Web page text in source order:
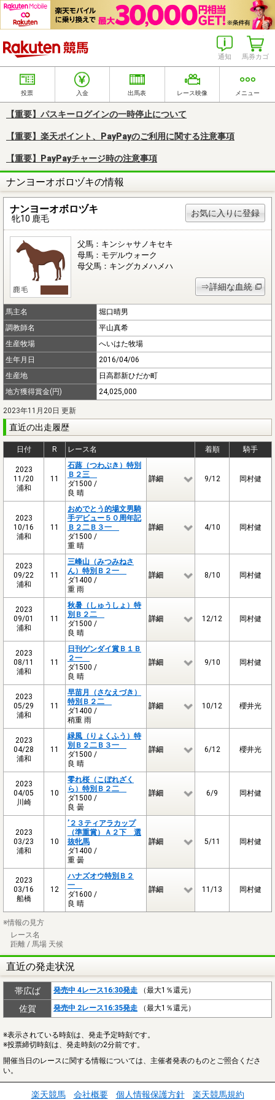
馬券カゴ
通知
投票 入金 出馬表 レース映像 メニュー
【重要】パスキーログインの一時停止について
【重要】楽天ポイント、PayPayのご利用に関する注意事項
【重要】PayPayチャージ時の注意事項
ナンヨーオボロヅキの情報
ナンヨーオボロヅキ
牝10 鹿毛
お気に入りに登録
父馬：キンシャサノキセキ
母馬：モデルウォーク
母父馬：キングカメハメハ
⇒詳細な血統
馬主名
堀口晴男
調教師名
平山真希
生産牧場
へいはた牧場
生年月日
2016/04/06
生産地
日高郡新ひだか町
地方獲得賞金(円)
24,025,000
2023年11月20日 更新
直近の出走履歴
日付 R レース名 着順 騎手
2023
11/20
浦和
11
石蕗（つわぶき）特別
Ｂ２三
ダ1500 /
良 晴
詳細 9/12 岡村健
2023
10/16
浦和
11
おめでとう的場文男騎
手デビュー５０周年記
Ｂ２二Ｂ３一
ダ1500 /
重 晴
詳細 4/10 岡村健
2023
09/22
浦和
11
三峰山（みつみねさ
ん）特別Ｂ２一
ダ1400 /
重 雨
詳細 8/10 岡村健
2023
09/01
浦和
11
秋暑（しゅうしょ）特
別Ｂ２二
ダ1500 /
良 晴
詳細 12/12 岡村健
2023
08/11
浦和
11
日刊ゲンダイ賞Ｂ１Ｂ
２一
ダ1500 /
良 晴
詳細 9/10 岡村健
2023
05/29
浦和
11
早苗月（さなえづき）
特別Ｂ２二
ダ1400 /
稍重 雨
詳細 10/12 櫻井光
2023
04/28
浦和
11
緑風（りょくふう）特
別Ｂ２二Ｂ３一
ダ1500 /
良 晴
詳細 6/12 櫻井光
2023
04/05
川崎
10
零れ桜（こぼれざく
ら）特別Ｂ２二
ダ1500 /
良 曇
詳細 6/9 岡村健
2023
03/23
浦和
10
’２３ティアラカップ
（準重賞）Ａ２下 選
抜牝馬
ダ1400 /
重 曇
詳細 5/11 岡村健
2023
03/16
船橋
12
ハナズオウ特別Ｂ２
一
ダ1600 /
良 晴
詳細 11/13 岡村健
※情報の見方
レース名
距離 / 馬場 天候
直近の発走状況
帯広ば 発売中 4レース16:30発走 （最大1％還元）
佐賀 発売中 2レース16:35発走 （最大1％還元）
※表示されている時刻は、発走予定時刻です。
※投票締切時刻は、発走時刻の2分前です。
開催当日のレースに関する情報については、主催者発表のものとご照合くださ
い。
楽天競馬 会社概要 個人情報保護方針 楽天競馬規約